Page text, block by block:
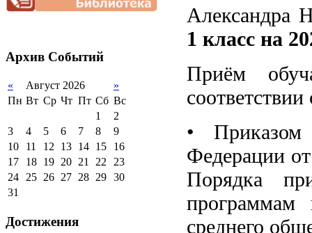
обучающихся
Международное
Организация питания в
образовательной
организации
2012-2013 уч.год
Архив Событий
« Август 2026
»
Пн Вт Ср Чт Пт Сб Вс
1
2
3
4 5 6 7 8
9
10
11 12 13 14 15
16
17
18 19 20 21 22 23
24 25 26 27 28 29 30
31
Достижения
Александра
1 класс на
Приём
соответствии
•
Федерации
Порядка
программам
среднего